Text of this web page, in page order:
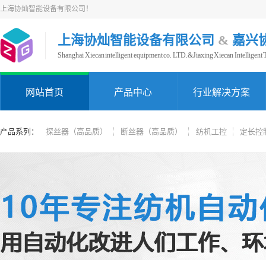
上海协灿智能设备有限公司！
上海协灿智能设备有限公司 & 嘉兴
Shanghai Xiecan intelligent equipment co. LTD.&Jiaxing Xiecan Intelligent
网站首页 产品中心 行业解决方案
产品系列： 探丝器（高品质） 断丝器（高品质） 纺机工控 定长控